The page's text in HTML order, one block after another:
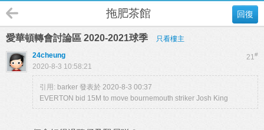
回復
拖肥茶館
愛華頓轉會討論區 2020-2021球季 只看樓主
21#
24cheung
2020-8-3 10:58:21
引用: barker 發表於 2020-8-3 00:37
EVERTON bid 15M to move bournemouth striker Josh King